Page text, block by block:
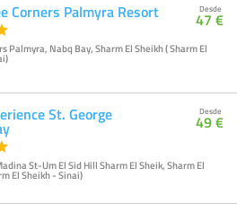
Corners Palmyra Resort
Palmyra, Nabq Bay, Sharm El Sheikh ( Sharm El
Desde
47 €
St. George
St-Um El Sid Hill Sharm El Sheik, Sharm El
El Sheikh - Sinai)
Desde
49 €